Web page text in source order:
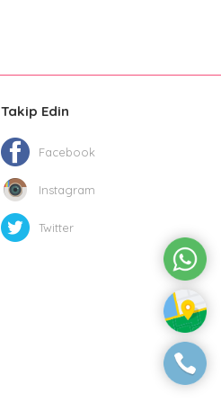
Takip Edin
Facebook
Instagram
Twitter